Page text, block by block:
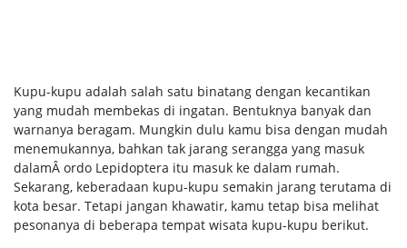
Kupu-kupu adalah salah satu binatang dengan kecantikan
yang mudah membekas di ingatan. Bentuknya banyak dan
warnanya beragam. Mungkin dulu kamu bisa dengan mudah
menemukannya, bahkan tak jarang serangga yang masuk
dalamÂ ordo Lepidoptera itu masuk ke dalam rumah.
Sekarang, keberadaan kupu-kupu semakin jarang terutama di
kota besar. Tetapi jangan khawatir, kamu tetap bisa melihat
pesonanya di beberapa tempat wisata kupu-kupu berikut.